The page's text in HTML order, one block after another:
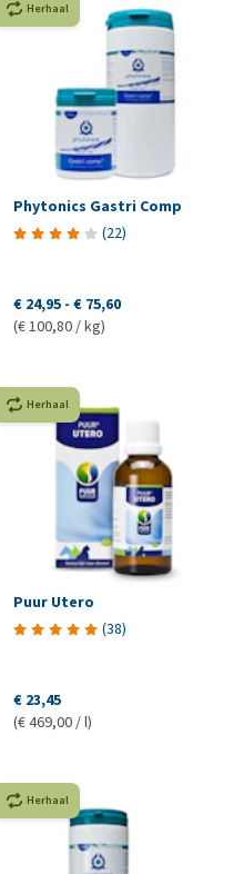
Herhaal
Phytonics Gastri Comp
(22)
€ 24,95 - € 75,60
(€ 100,80 / kg)
Herhaal
Puur Utero
(38)
€ 23,45
(€ 469,00 / l)
Herhaal